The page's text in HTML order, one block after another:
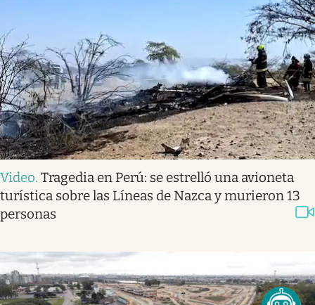
Video. Tragedia en Perú: se estrelló una avioneta
turística sobre las Líneas de Nazca y murieron 13
personas